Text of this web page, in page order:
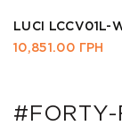
LUCI LCCV01L-
10,851.00 ГРН
#FORTY-